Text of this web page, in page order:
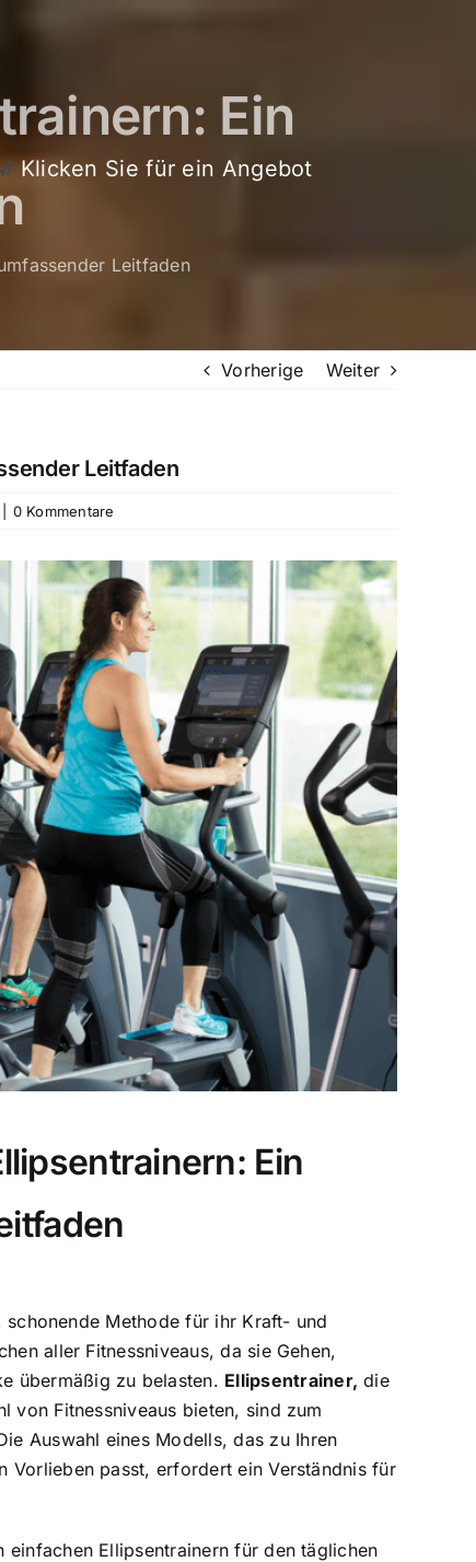
Klicken Sie für ein Angebot
Ein
Leitfaden
Vorherige Weiter
Leitfaden
0 Kommentare
Ein
Methode für ihr Kraft- und
aller Fitnessniveaus, da sie Gehen,
übermäßig zu belasten. Ellipsentrainer, die
von Fitnessniveaus bieten, sind zum
Auswahl eines Modells, das zu Ihren
Vorlieben passt, erfordert ein Verständnis für
Ellipsentrainern für den täglichen